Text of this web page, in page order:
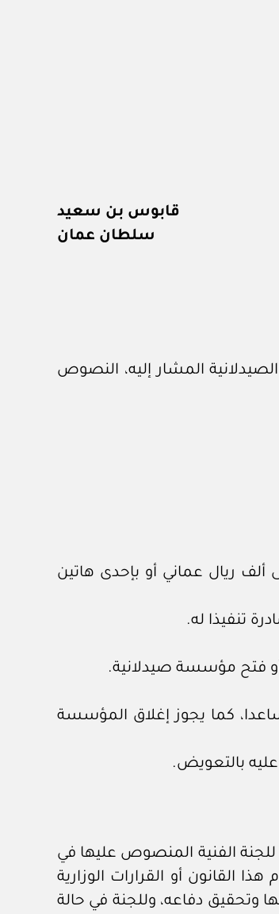
قابوس بن سعيد
سلطان عمان
المؤسسات الصيدلانية المشار إليه، النصوص
ريال عماني أو بإحدى هاتين
تنفيذا له.
فتح مؤسسة صيدلانية.
كما يجوز إغلاق المؤسسة
بالتعويض.
الفنية المنصوص عليها في
القانون أو القرارات الوزارية
وتحقيق دفاعه، وللجنة في حالة